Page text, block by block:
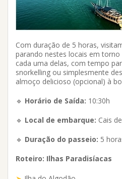
Com duração de 5 horas,
parando nestes locais em
cada uma delas, com tempo
snorkelling ou simplesmente
almoço delicioso (opcional) à
🔹 Horário de Saída: 10:30h
🔹 Local de embarque: Cais
🔹 Duração do passeio: 5
Roteiro: Ilhas Paradisíacas